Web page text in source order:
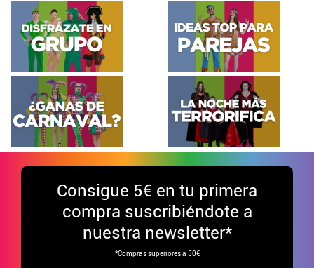
Consigue 5€ en tu primera
compra suscribiéndote a
nuestra newsletter*
*Compras superiores a 50€